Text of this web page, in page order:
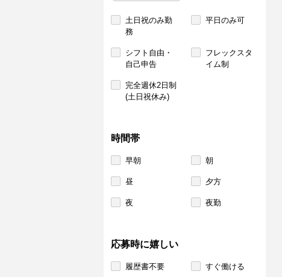
土日祝のみ勤
務
平日のみ可
シフト自由・
自己申告
フレックスタ
イム制
完全週休2日制
(土日祝休み)
時間帯
早朝 朝
昼 夕方
夜 夜勤
応募時に嬉しい
履歴書不要 すぐ働ける